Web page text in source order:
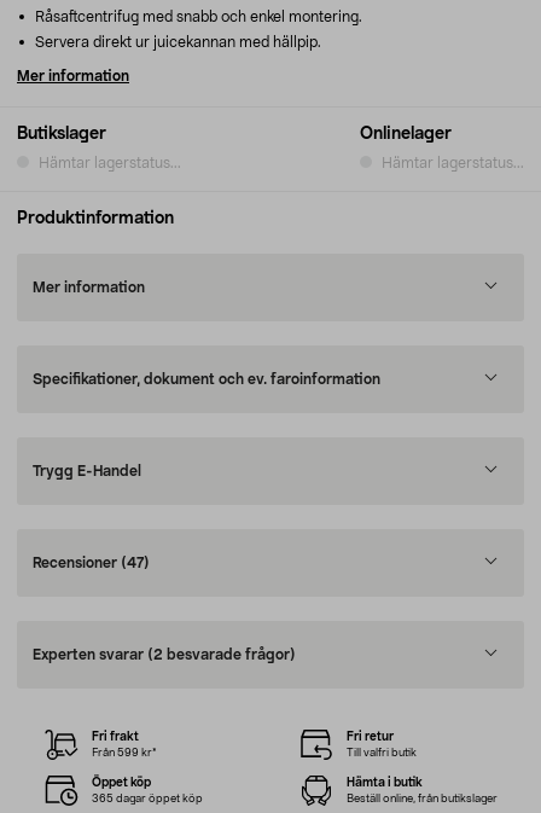
Butikslager
Hämtar lagerstatus...
Onlinelager
Hämtar lagerstatus...
Råsaftcentrifug med snabb och enkel montering.
Servera direkt ur juicekannan med hällpip.
Mer information
Produktinformation
Mer information
Specifikationer, dokument och ev. faroinformation
Trygg E-Handel
Recensioner (47)
Experten svarar (2 besvarade frågor)
Fri frakt
Från 599 kr*
Fri retur
Till valfri butik
Öppet köp
365 dagar öppet köp
Hämta i butik
Beställ online, från butikslager